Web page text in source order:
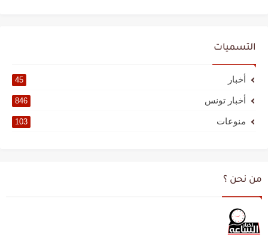
التسميات
أخبار 45
أخبار تونس 846
منوعات 103
من نحن ؟